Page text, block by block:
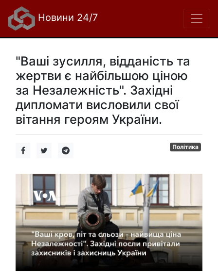
Новини 24/7
"Ваші зусилля, відданість та
жертви є найбільшою ціною
за Незалежність". Західні
дипломати висловили свої
вітання героям України.
Політика